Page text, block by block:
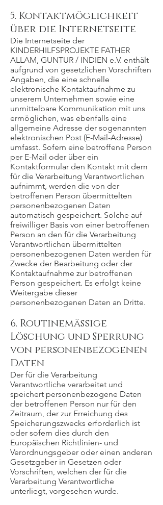
5. Kontaktmöglichkeit
über die Internetseite
Die Internetseite der
KINDERHILFSPROJEKTE FATHER
ALLAM, GUNTUR / INDIEN e.V. enthält
aufgrund von gesetzlichen Vorschriften
Angaben, die eine schnelle
elektronische Kontaktaufnahme zu
unserem Unternehmen sowie eine
unmittelbare Kommunikation mit uns
ermöglichen, was ebenfalls eine
allgemeine Adresse der sogenannten
elektronischen Post (E-Mail-Adresse)
umfasst. Sofern eine betroffene Person
per E-Mail oder über ein
Kontaktformular den Kontakt mit dem
für die Verarbeitung Verantwortlichen
aufnimmt, werden die von der
betroffenen Person übermittelten
personenbezogenen Daten
automatisch gespeichert. Solche auf
freiwilliger Basis von einer betroffenen
Person an den für die Verarbeitung
Verantwortlichen übermittelten
personenbezogenen Daten werden für
Zwecke der Bearbeitung oder der
Kontaktaufnahme zur betroffenen
Person gespeichert. Es erfolgt keine
Weitergabe dieser
personenbezogenen Daten an Dritte.
6. Routinemäßige
Löschung und Sperrung
von personenbezogenen
Daten
Der für die Verarbeitung
Verantwortliche verarbeitet und
speichert personenbezogene Daten
der betroffenen Person nur für den
Zeitraum, der zur Erreichung des
Speicherungszwecks erforderlich ist
oder sofern dies durch den
Europäischen Richtlinien- und
Verordnungsgeber oder einen anderen
Gesetzgeber in Gesetzen oder
Vorschriften, welchen der für die
Verarbeitung Verantwortliche
unterliegt, vorgesehen wurde.